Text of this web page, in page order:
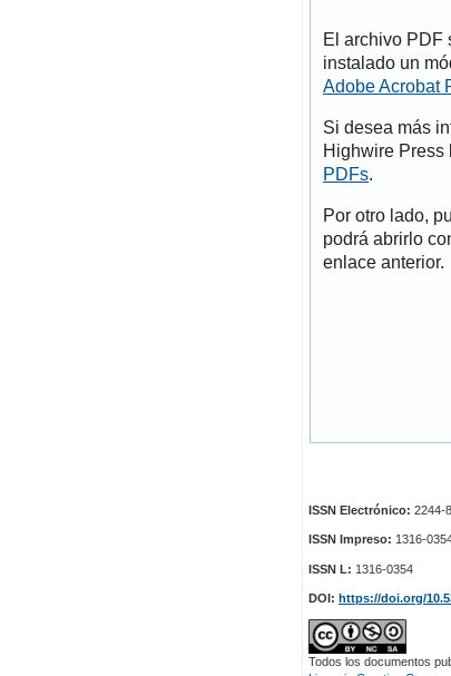
El archivo PDF
instalado un
Adobe Acrobat
Si desea más
Highwire Press
PDFs.
Por otro lado,
podrá abrirlo
enlace anterior.
ISSN Electrónico: 2244-
ISSN Impreso: 1316-
ISSN L: 1316-0354
DOI: https://doi.org/
Todos los documentos